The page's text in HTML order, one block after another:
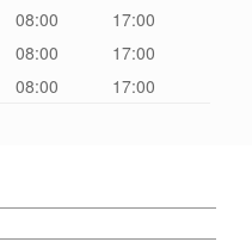
08:00
17:00
08:00
17:00
08:00 17:00